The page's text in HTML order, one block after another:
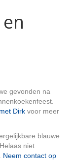
gevonden na
Dirk voor meer
blauwe
niet
Neem contact op